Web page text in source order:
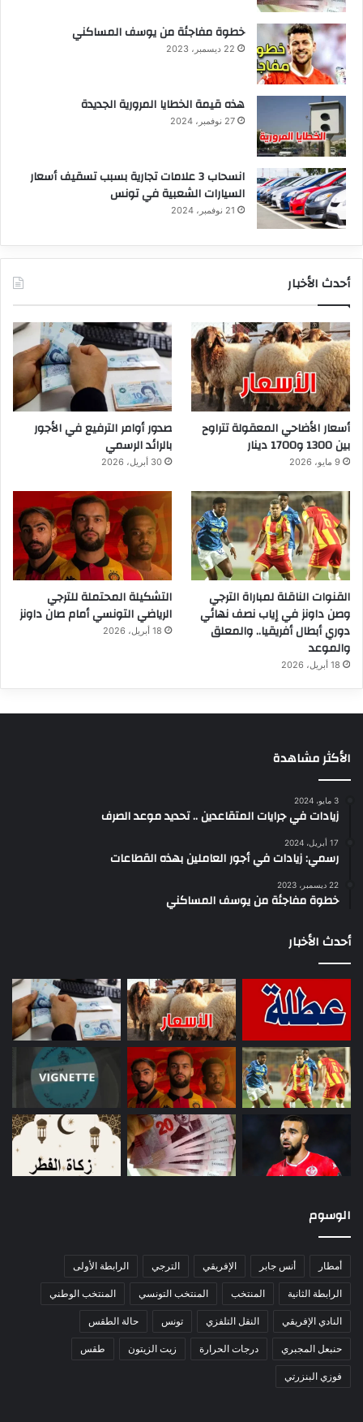
خطوة مفاجئة من يوسف المساكني
22 ديسمبر، 2023
هذه قيمة الخطايا المرورية الجديدة
27 نوفمبر، 2024
انسحاب 3 علامات تجارية بسبب تسقيف أسعار
السيارات الشعبية في تونس
21 نوفمبر، 2024
أحدث الأخبار
أسعار الأضاحي المعقولة تتراوح
بين 1300 و1700 دينار
9 مايو، 2026
صدور أوامر الترفيع في الأجور
بالرائد الرسمي
30 أبريل، 2026
القنوات الناقلة لمباراة الترجي
وصن داونز في إياب نصف نهائي
دوري أبطال أفريقيا.. والمعلق
والموعد
18 أبريل، 2026
التشكيلة المحتملة للترجي
الرياضي التونسي أمام صان داونز
18 أبريل، 2026
الأكثر مشاهدة
3 مايو، 2024
زيادات في جرايات المتقاعدين .. تحديد موعد الصرف
17 أبريل، 2024
رسمي: زيادات في أجور العاملين بهذه القطاعات
22 ديسمبر، 2023
خطوة مفاجئة من يوسف المساكني
أحدث الأخبار
الوسوم
أمطار أنس جابر الإفريقي الترجي الرابطة الأولى
الرابطة الثانية المنتخب المنتخب التونسي المنتخب الوطني
النادي الإفريقي النقل التلفزي تونس حالة الطقس
حنبعل المجبري درجات الحرارة زيت الزيتون طقس
فوزي البنزرتي